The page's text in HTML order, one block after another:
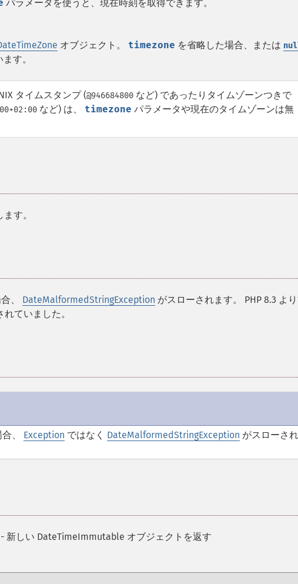
パラメータを使うと、現在時刻を取得できます。
オブジェクト。 timezone を省略した場合、または
す。
タイムスタンプ (@946684800 など) であったりタイムゾーンつきで
など) は、 timezone パラメータや現在のタイムゾーンは無
す。
、 DateMalformedStringException がスローされます。 PHP 8.3 よ
ていました。
、 Exception ではなく DateMalformedStringException がスローさ
- 新しい DateTimeImmutable オブジェクトを返す